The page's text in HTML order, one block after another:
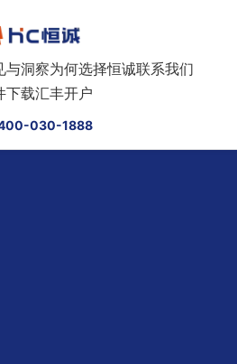
与洞察为何选择恒诚联系我们
下载汇丰开户
030-1888